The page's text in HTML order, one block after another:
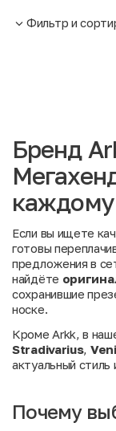
Фильтр и
Бренд
каждому
Если вы ищете
готовы
предложения в
найдёте
сохранившие
носке.
Кроме Arkk, в
Stradivarius,
актуальный
Почему